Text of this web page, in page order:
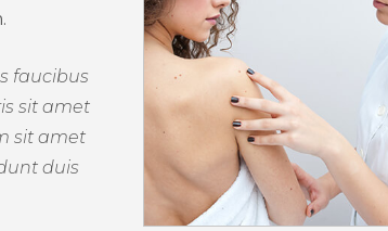
faucibus
sit amet
sit amet
duis